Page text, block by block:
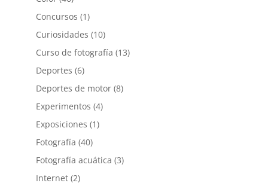
Concursos (1)
Curiosidades (10)
Curso de fotografía (13)
Deportes (6)
Deportes de motor(8)
Experimentos (4)
Exposiciones (1)
Fotografía (40)
Fotografía acuática (3)
Internet(2)